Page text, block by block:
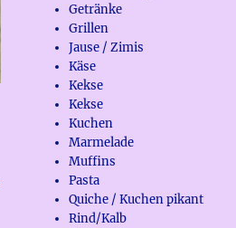
Getränke
Grillen
Jause / Zimis
Käse
Kekse
Kekse
Kuchen
Marmelade
Muffins
Pasta
Quiche / Kuchen pikant
Rind/Kalb